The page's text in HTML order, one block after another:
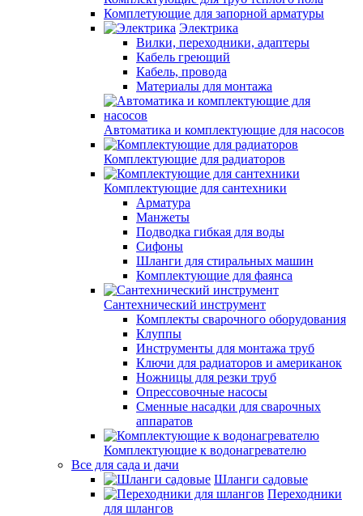
Комплетующие для запорной арматуры
Электрика
Вилки, переходники, адаптеры
Кабель греющий
Кабель, провода
Материалы для монтажа
Автоматика и комплектующие для насосов
Комплектующие для радиаторов
Комплектующие для сантехники
Арматура
Манжеты
Подводка гибкая для воды
Сифоны
Шланги для стиральных машин
Комплектующие для фаянса
Сантехнический инструмент
Комплекты сварочного оборудования
Клуппы
Инструменты для монтажа труб
Ключи для радиаторов и американок
Ножницы для резки труб
Опрессовочные насосы
Сменные насадки для сварочных
аппаратов
Комплектующие к водонагревателю
Все для сада и дачи
Шланги садовые
Переходники
для шлангов